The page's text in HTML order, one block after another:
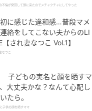
の不倫が発覚して頭に来た
不倫が発覚して頭に来たのでメチャクチャにしてやった
に感じた違和感…普段マメ
絡をしてこない夫からのLI
【され妻なつこ Vol.1】
なつこ
子どもの実名と顔を晒すマ
大丈夫かな？なんて心配し
たら。
子供の顔を晒すママ